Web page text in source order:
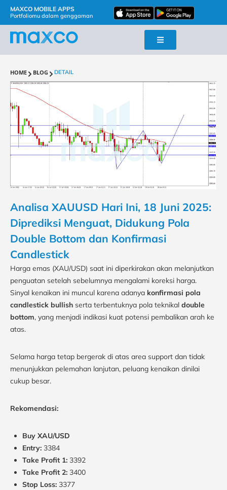
MAXCO MOBILE APPS
Portfoliomu dalam genggaman
HOME BLOG DETAIL
Analisa XAUUSD Hari Ini, 18 Juni 2025:
Diprediksi Menguat, Didukung Pola
Double Bottom dan Konfirmasi
Candlestick
Harga emas (XAU/USD) saat ini diperkirakan akan melanjutkan
penguatan setelah sebelumnya mengalami koreksi harga.
Sinyal kenaikan ini muncul karena adanya konfirmasi pola
candlestick bullish serta terbentuknya pola teknikal double
bottom, yang menjadi indikasi kuat potensi pembalikan arah ke
atas.
Selama harga tetap bergerak di atas area support dan tidak
menunjukkan pelemahan lanjutan, peluang kenaikan dinilai
cukup besar.
Rekomendasi:
Buy XAU/USD
Entry: 3384
Take Profit 1: 3392
Take Profit 2: 3400
Stop Loss: 3377